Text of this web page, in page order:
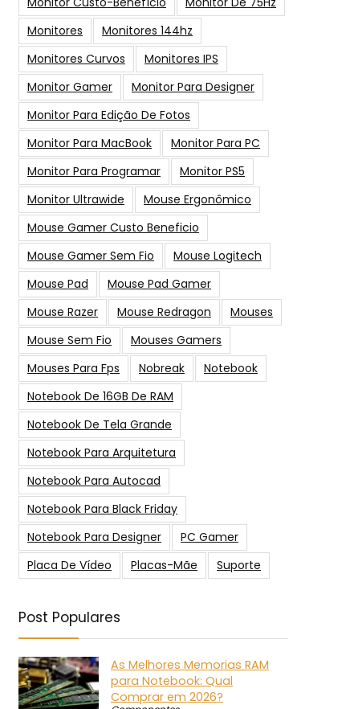
Monitores
Monitores 144hz
Monitores Curvos
Monitores IPS
Monitor Gamer
Monitor Para Designer
Monitor Para Edição De Fotos
Monitor Para MacBook
Monitor Para PC
Monitor Para Programar
Monitor PS5
Monitor Ultrawide
Mouse Ergonômico
Mouse Gamer Custo Beneficio
Mouse Gamer Sem Fio
Mouse Logitech
Mouse Pad
Mouse Pad Gamer
Mouse Razer
Mouse Redragon
Mouses
Mouse Sem Fio
Mouses Gamers
Mouses Para Fps
Nobreak
Notebook
Notebook De 16GB De RAM
Notebook De Tela Grande
Notebook Para Arquitetura
Notebook Para Autocad
Notebook Para Black Friday
Notebook Para Designer
PC Gamer
Placa De Vídeo
Placas-Mãe Suporte
Post Populares
As Melhores Memorias RAM
para Notebook: Qual
Comprar em 2026?